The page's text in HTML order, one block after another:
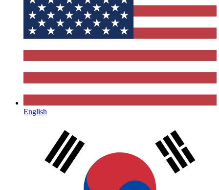
English